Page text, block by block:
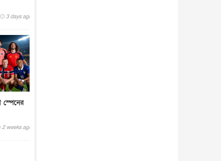
3 days ago
স্পেনের
2 weeks ago